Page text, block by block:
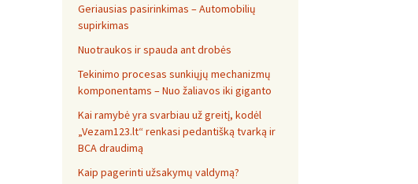
Geriausias pasirinkimas – Automobilių
supirkimas
Nuotraukos ir spauda ant drobės
Tekinimo procesas sunkiųjų mechanizmų
komponentams – Nuo žaliavos iki giganto
Kai ramybė yra svarbiau už greitį, kodėl
„Vezam123.lt“ renkasi pedantišką tvarką ir
BCA draudimą
Kaip pagerinti užsakymų valdymą?